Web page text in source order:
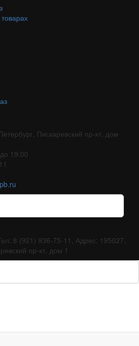
Пискаревский пр-кт, дом
19:00
8 (921) 936-75-11 Адрес: 195027,
пр-кт, дом 1